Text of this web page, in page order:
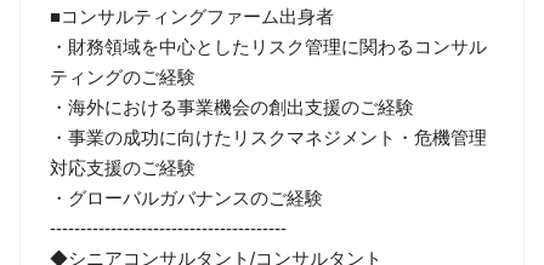
■コンサルティングファーム出身者
・財務領域を中心としたリスク管理に関わるコンサル
ティングのご経験
・海外における事業機会の創出支援のご経験
・事業の成功に向けたリスクマネジメント・危機管理
対応支援のご経験
・グローバルガバナンスのご経験
---------------------------------------
◆シニアコンサルタント/コンサルタント